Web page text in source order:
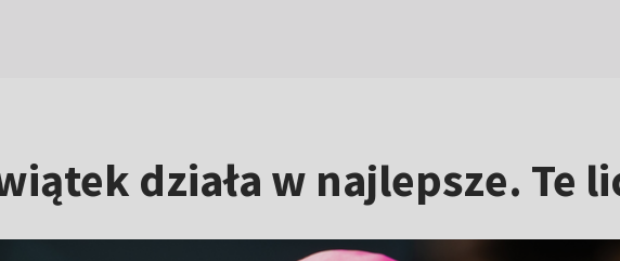
działa w najlepsze. Te